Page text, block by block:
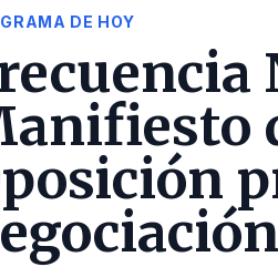
DE HOY